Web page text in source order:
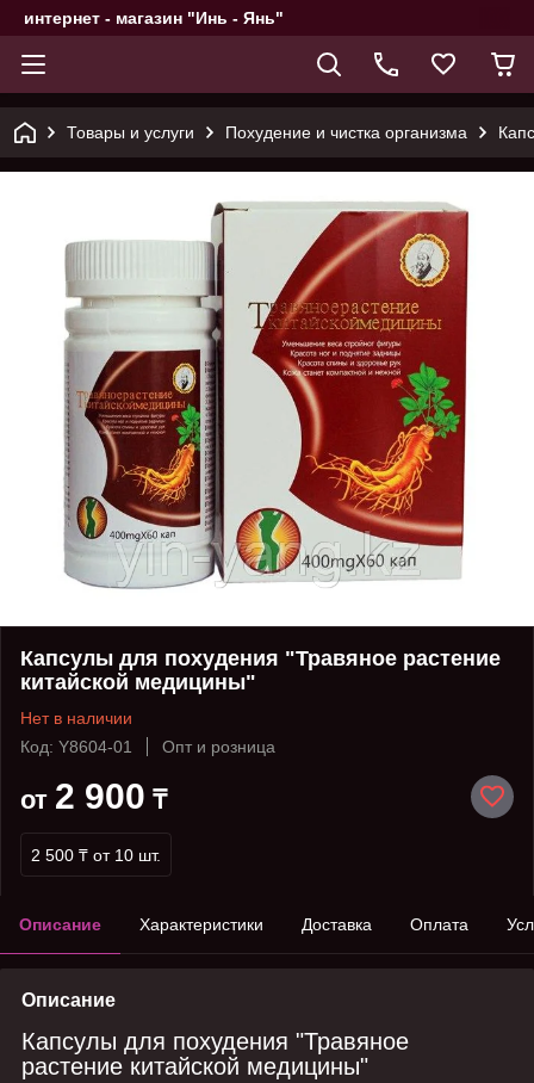
интернет - магазин "Инь - Янь"
Товары и услуги Похудение и чистка организма
Капсулы для похудения "Травяное растение
китайской медицины"
Нет в наличии
Код: Y8604-01
Опт и розница
от 2 900 ₸
2 500 ₸ от 10 шт.
Описание Характеристики Доставка Оплата
Описание
Капсулы для похудения "Травяное
растение китайской медицины"